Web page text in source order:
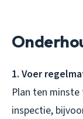
1. Voer
Plan ten
inspectie,